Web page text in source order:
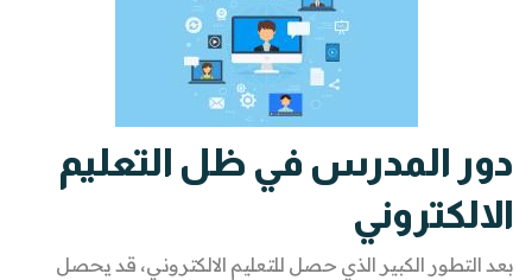
دور المدرس في ظل التعليم
الالكتروني
بعد التطور الكبير الذي حصل للتعليم الالكتروني، قد يحصل